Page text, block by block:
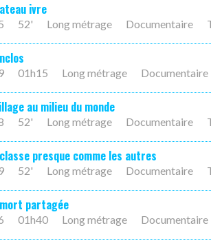
ivre
52' Long métrage Documentaire
01h15 Long métrage Documentaire
au milieu du monde
52' Long métrage Documentaire
presque comme les autres
52' Long métrage Documentaire
partagée
01h40 Long métrage Documentaire